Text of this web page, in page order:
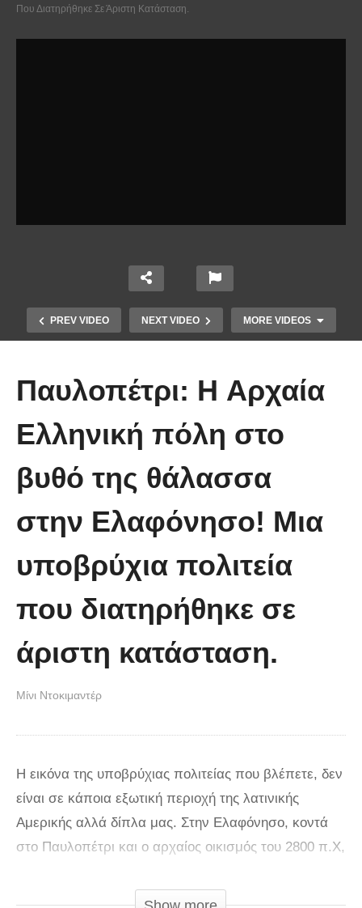
Που Διατηρήθηκε Σε Άριστη Κατάσταση.
PREV VIDEO NEXT VIDEO MORE VIDEOS
Άκολη: Η ελληνική παραλία με τα
βάθος
Παυλοπέτρι: H Αρχαία
Ελληνική πόλη στο
βυθό της θάλασσα
στην Ελαφόνησο! Μια
υποβρύχια πολιτεία
που διατηρήθηκε σε
άριστη κατάσταση.
Μίνι Ντοκιμαντέρ
Η εικόνα της υποβρύχιας πολιτείας που βλέπετε, δεν
είναι σε κάποια εξωτική περιοχή της λατινικής
Αμερικής αλλά δίπλα μας. Στην Ελαφόνησο, κοντά
στο Παυλοπέτρι και ο αρχαίος οικισμός του 2800 π.Χ,
προφύλαξε από το χρόνο και την ανθρώπινη